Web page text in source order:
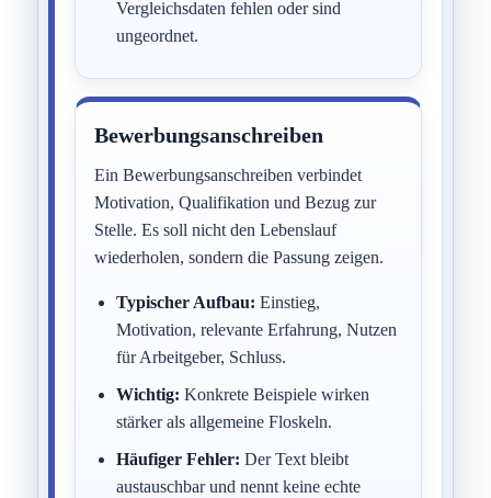
Vergleichsdaten fehlen oder sind
ungeordnet.
Bewerbungsanschreiben
Ein Bewerbungsanschreiben verbindet
Motivation, Qualifikation und Bezug zur
Stelle. Es soll nicht den Lebenslauf
wiederholen, sondern die Passung zeigen.
Typischer Aufbau: Einstieg,
Motivation, relevante Erfahrung, Nutzen
für Arbeitgeber, Schluss.
Wichtig: Konkrete Beispiele wirken
stärker als allgemeine Floskeln.
Häufiger Fehler: Der Text bleibt
austauschbar und nennt keine echte